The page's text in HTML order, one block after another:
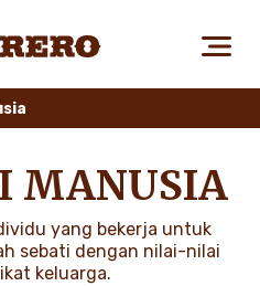
MANUSIA
yang bekerja untuk
sebati dengan nilai-nilai
keluarga.